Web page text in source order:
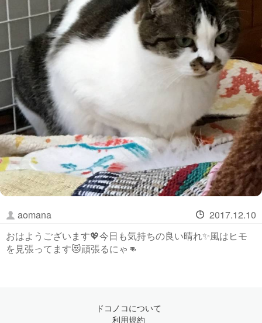
aomana
2017.12.10
おはようございます💖今日も気持ちの良い晴れ✨風はヒモ
を見張ってます😻頑張るにゃ👊
ドコノコについて
利用規約